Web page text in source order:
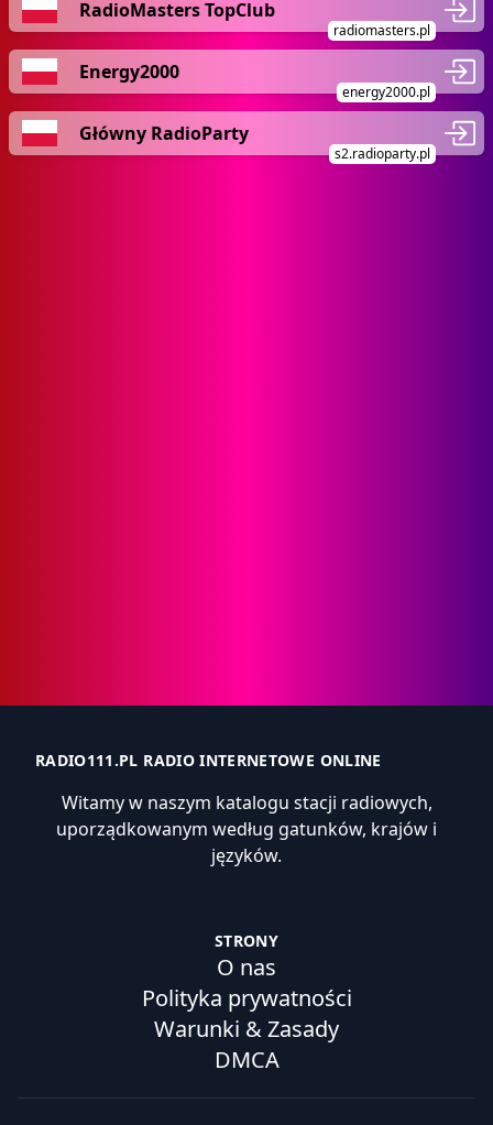
RadioMasters TopClub
radiomasters.pl
Energy2000
energy2000.pl
Główny RadioParty
s2.radioparty.pl
RADIO111.PL RADIO INTERNETOWE ONLINE
Witamy w naszym katalogu stacji radiowych,
uporządkowanym według gatunków, krajów i
języków.
STRONY
O nas
Polityka prywatności
Warunki & Zasady
DMCA